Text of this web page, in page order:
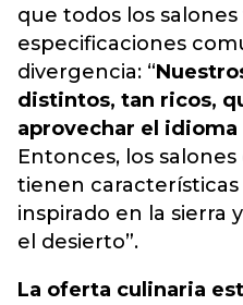
que todos los
especificaciones
divergencia: “
distintos, tan ricos,
aprovechar el
Entonces, los
tienen
inspirado en la sierra
el desierto”.
La oferta culinaria